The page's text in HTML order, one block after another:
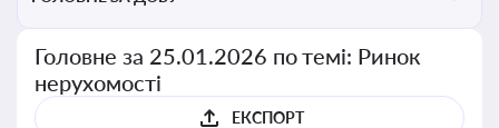
Головне за 25.01.2026 по темі: Ринок
нерухомості
ЕКСПОРТ